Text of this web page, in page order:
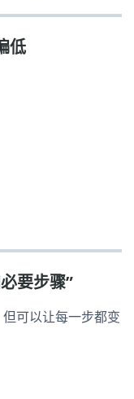
低
要步骤”
可以让每一步都变